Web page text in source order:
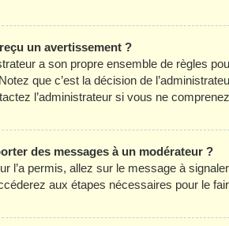
un avertissement ?
a son propre ensemble de règles
que c’est la décision de
l’administrateur si vous ne
des messages à un modérateur ?
l’a permis, allez sur le message à
aux étapes nécessaires pour le